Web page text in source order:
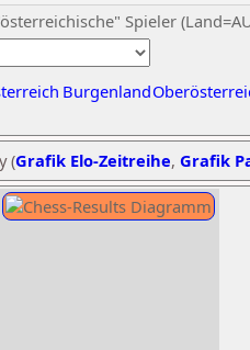
Spieler
Burgenland
(Grafik Elo-Zeitreihe, Grafik